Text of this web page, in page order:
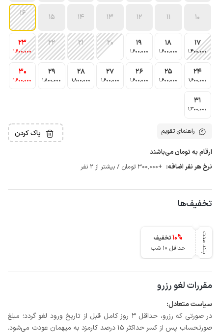
10
11
12
13
14
15
16
17
1٬400٬000
18
1٬600٬000
19
1٬600٬000
20
21
22
23
1٬600٬000
24
1٬600٬000
25
1٬600٬000
26
1٬600٬000
27
1٬600٬000
28
1٬800٬000
29
1٬800٬000
30
1٬600٬000
31
1٬300٬000
راهنمای تقویم پاک کردن
ارقام به تومان می‌باشند
نرخ هر نفر اضافه: +300٬000 تومان / بیشتر از 2 نفر
تخفیف‌ها
بلند مدت 10%
تخفیف
حداقل 10 شب
مقررات لغو رزرو
سیاست متعادل:
در صورتی که رزرو، حداقل 3 روز کامل قبل از تاریخ ورود لغو گردد؛ مبلغ
صورتحساب پس از کسر حداکثر 15 درصد کارمزد به میهمان عودت می‌شود.